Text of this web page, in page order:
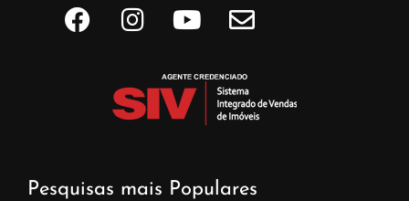
Pesquisas mais Populares